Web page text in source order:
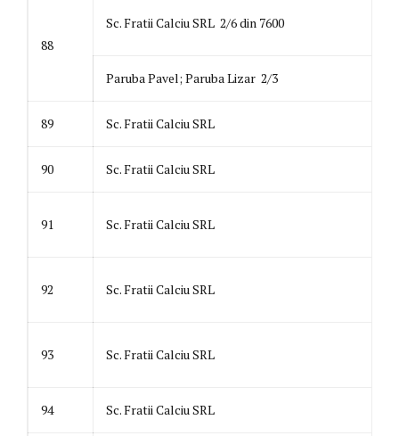
88
Sc. Fratii Calciu SRL 2/6 din 7600
Paruba Pavel; Paruba Lizar 2/3
89 Sc. Fratii Calciu SRL
90 Sc. Fratii Calciu SRL
91 Sc. Fratii Calciu SRL
92 Sc. Fratii Calciu SRL
93 Sc. Fratii Calciu SRL
94 Sc. Fratii Calciu SRL